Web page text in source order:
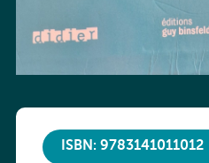
ISBN: 9783141011012